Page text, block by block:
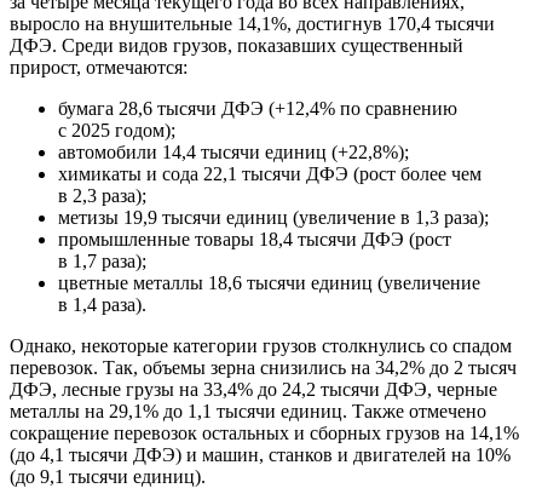
выросло на внушительные 14,1%, достигнув 170,4 тысячи
ДФЭ. Среди видов грузов, показавших существенный
прирост, отмечаются:
бумага 28,6 тысячи ДФЭ (+12,4% по сравнению
с 2025 годом);
автомобили 14,4 тысячи единиц (+22,8%);
химикаты и сода 22,1 тысячи ДФЭ (рост более чем
в 2,3 раза);
метизы 19,9 тысячи единиц (увеличение в 1,3 раза);
промышленные товары 18,4 тысячи ДФЭ (рост
в 1,7 раза);
цветные металлы 18,6 тысячи единиц (увеличение
в 1,4 раза).
Однако, некоторые категории грузов столкнулись со спадом
перевозок. Так, объемы зерна снизились на 34,2% до 2 тысяч
ДФЭ, лесные грузы на 33,4% до 24,2 тысячи ДФЭ, черные
металлы на 29,1% до 1,1 тысячи единиц. Также отмечено
сокращение перевозок остальных и сборных грузов на 14,1%
(до 4,1 тысячи ДФЭ) и машин, станков и двигателей на 10%
(до 9,1 тысячи единиц).